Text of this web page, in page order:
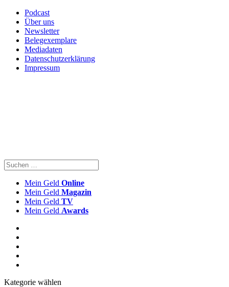
Podcast
Über uns
Newsletter
Belegexemplare
Mediadaten
Datenschutzerklärung
Impressum
Mein Geld Online
Mein Geld Magazin
Mein Geld TV
Mein Geld Awards
Kategorie wählen